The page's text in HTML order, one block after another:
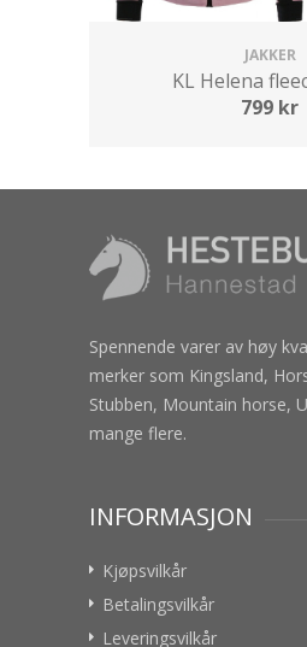
JAKKER
KL Helena
799 kr
Spennende varer av høy
merker som Kingsland,
Stubben, Mountain horse,
mange flere.
INFORMASJON
Kjøpsvilkår
Betalingsvilkår
Leveringsvilkår